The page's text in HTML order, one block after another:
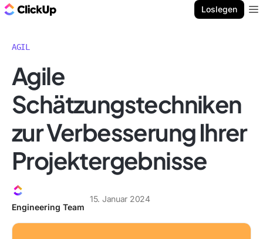
Loslegen
AGIL
Agile
Schätzungstechniken
zur Verbesserung Ihrer
Projektergebnisse
Engineering Team
15. Januar 2024